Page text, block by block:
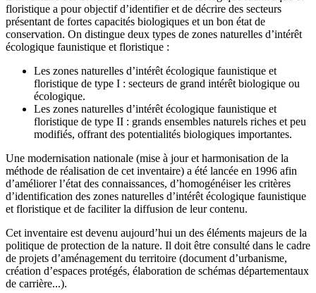
floristique a pour objectif d’identifier et de décrire des secteurs
présentant de fortes capacités biologiques et un bon état de
conservation. On distingue deux types de zones naturelles d’intérêt
écologique faunistique et floristique :
Les zones naturelles d’intérêt écologique faunistique et
floristique de type I : secteurs de grand intérêt biologique ou
écologique.
Les zones naturelles d’intérêt écologique faunistique et
floristique de type II : grands ensembles naturels riches et peu
modifiés, offrant des potentialités biologiques importantes.
Une modernisation nationale (mise à jour et harmonisation de la
méthode de réalisation de cet inventaire) a été lancée en 1996 afin
d’améliorer l’état des connaissances, d’homogénéiser les critères
d’identification des zones naturelles d’intérêt écologique faunistique
et floristique et de faciliter la diffusion de leur contenu.
Cet inventaire est devenu aujourd’hui un des éléments majeurs de la
politique de protection de la nature. Il doit être consulté dans le cadre
de projets d’aménagement du territoire (document d’urbanisme,
création d’espaces protégés, élaboration de schémas départementaux
de carrière...).